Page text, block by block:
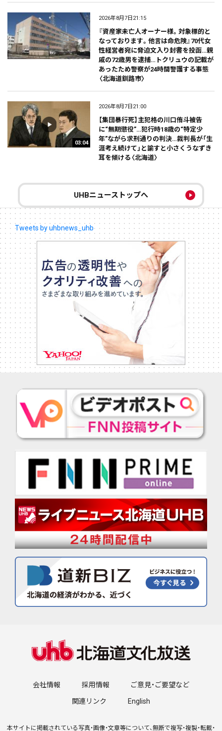
2026年8月7日21:15
『資産家未亡人オーナー様。対象標的と
なっております。他言は命危険』70代女
性経営者宛に脅迫文入り封書を投函…親
戚の72歳男を逮捕…トクリュウの記載が
あったため警察が24時間警護する事態
〈北海道釧路市〉
03:04
2026年8月7日21:00
【集団暴行死】主犯格の川口侑斗被告
に“無期懲役”…犯行時18歳の“特定少
年”ながら求刑通りの判決…裁判長が「生
涯考え続けて」と諭すと小さくうなずき
耳を傾ける〈北海道〉
UHBニューストップへ
Tweets by uhbnews_uhb
会社情報 採用情報 ご意見・ご要望など
関連リンク English
本サイトに掲載されている写真・画像・文章等について、無断で複写・複製・転載・